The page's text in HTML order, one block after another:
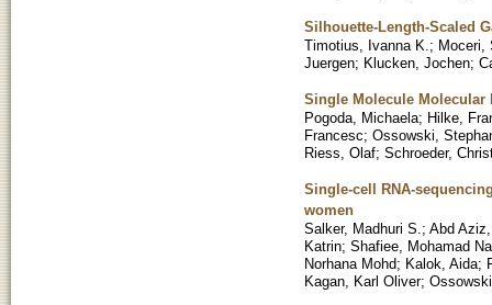
Silhouette-Length-Scaled
Timotius, Ivanna K. ; Moceri,
Juergen; Klucken, Jochen;
Single Molecule
Pogoda, Michaela; Hilke,
Francesc; Ossowski,
Riess, Olaf; Schroeder,
Single-cell RNA-
women
Salker, Madhuri S. ; Abd
Katrin; Shafiee, Mohamad
Norhana Mohd; Kalok, Aida;
Kagan, Karl Oliver;